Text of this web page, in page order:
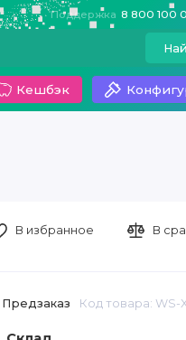
Поддержка 8 800 100
Кешбэк
Предзаказ Код товара: WS-
В избранное В